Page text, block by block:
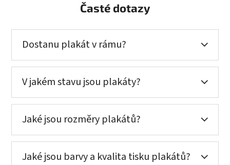
Časté dotazy
Dostanu plakát v rámu?
V jakém stavu jsou plakáty?
Jaké jsou rozměry plakátů?
Jaké jsou barvy a kvalita tisku plakátů?